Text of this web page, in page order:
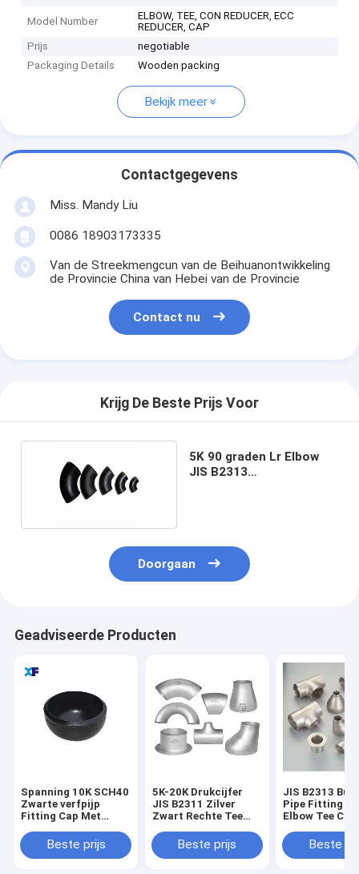
Model Number
ELBOW, TEE, CON REDUCER, ECC
REDUCER, CAP
Prijs
negotiable
Packaging Details
Wooden packing
Bekijk meer
Contactgegevens
Miss. Mandy Liu
0086 18903173335
Van de Streekmengcun van de Beihuanontwikkeling
de Provincie China van Hebei van de Provincie
Contact nu
Krijg De Beste Prijs Voor
5K 90 graden Lr Elbow
JIS B2313
Doorgaan
Geadviseerde Producten
Spanning 10K SCH40
Zwarte verfpijp
Fitting Cap Met
afwerkingBeste prijs
5K-20K Drukcijfer
JIS B2311 Zilver
Zwart Rechte Tee
industriële
toepassingen
Beste prijs
JIS B2313
Pipe Fitting
Elbow Tee
ratingsBeste